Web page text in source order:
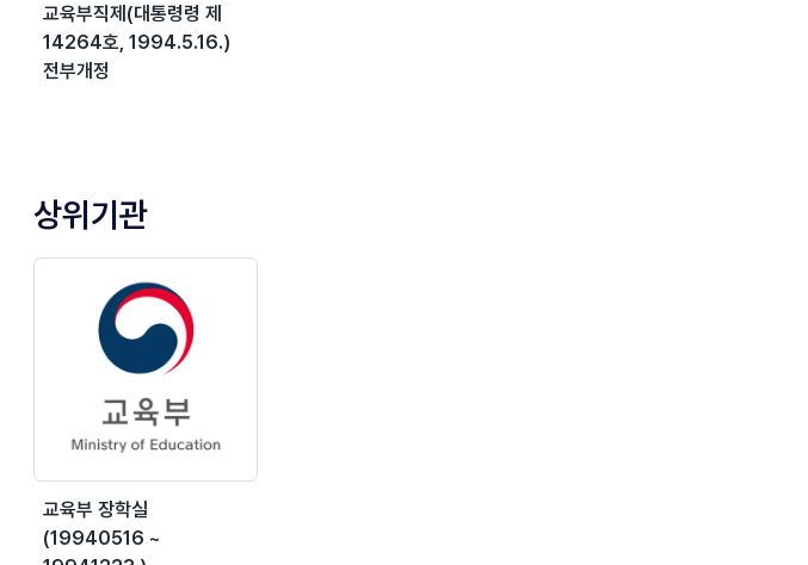
교육부직제(대통령령 제
14264호, 1994.5.16.)
전부개정
상위기관
교육부 장학실
(19940516 ~